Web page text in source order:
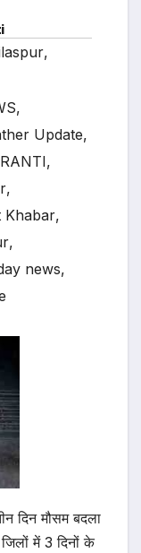
,
,
Update,
,
,
Khabar,
,
news,
दिन मौसम बदला
में 3 दिनों के